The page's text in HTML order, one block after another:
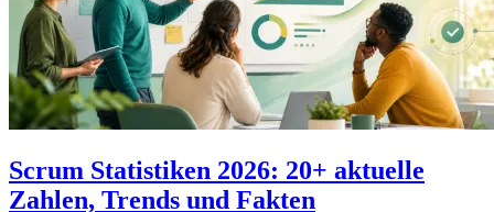
Scrum Statistiken 2026: 20+ aktuelle
Zahlen, Trends und Fakten